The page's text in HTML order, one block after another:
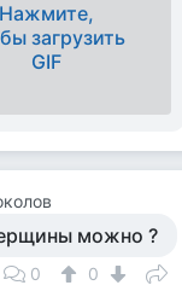
Нажмите,
загрузить
GIF
можно ?
0 0